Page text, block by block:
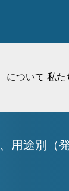
について 私た
用途別（